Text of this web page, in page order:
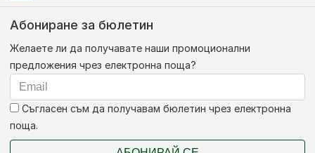
Абониране за бюлетин
Желаете ли да получавате наши промоционални
предложения чрез електронна поща?
Съгласен съм да получавам бюлетин чрез електронна
поща.